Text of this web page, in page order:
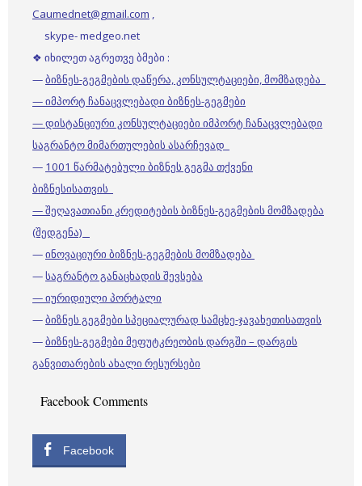
Caumednet@gmail.com ,
skype- medgeo.net
❖ იხილეთ აგრეთვე ბმები :
—ბიზნეს-გეგმების დაწერა, კონსულტაციები, მომზადება
— იმპორტ ჩანაცვლებადი ბიზნეს-გეგმები
— დისტანციური კონსულტაციები იმპორტ ჩანაცვლებადი
საგრანტო მიმართულების ასარჩევად
— 1001 წარმატებული ბიზნეს გეგმა თქვენი
ბიზნესისათვის
— შეღავათიანი კრედიტების ბიზნეს-გეგმების მომზადება
(შედგენა)
—ინოვაციური ბიზნეს-გეგმების მომზადება
—საგრანტო განაცხადის შევსება
— იურიდიული პორტალი
—ბიზნეს გეგმები სპეციალურად სამცხე-ჯავახეთისათვის
—ბიზნეს-გეგმები მეფუტკრეობის დარგში – დარგის
განვითარების ახალი რესურსები
Facebook Comments
Facebook